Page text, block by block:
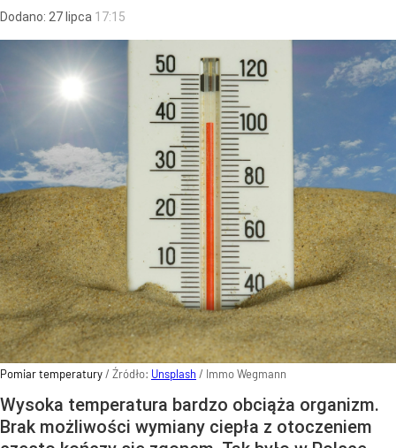
Dodano: 27lipca 17:15
Pomiar temperatury/ Źródło: Unsplash / Immo Wegmann
Wysoka temperatura bardzo obciąża organizm.
Brak możliwości wymiany ciepła z otoczeniem